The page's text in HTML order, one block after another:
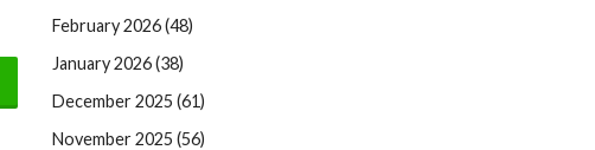
February 2026 (48)
January 2026 (38)
December 2025 (61)
November 2025 (56)